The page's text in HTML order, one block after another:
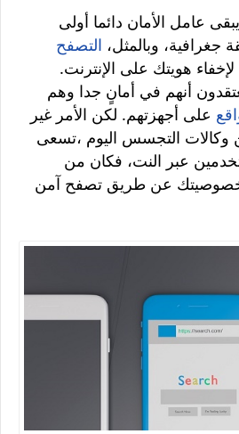
عامل الأمان دائما أولى
جغرافية، وبالمثل، التصفح
لإخفاء هويتك على الإنترنت.
أنهم في أمانٍ جدا وهم
على أجهزتهم. لكن الأمر غير
وكالات التجسس اليوم ،تسعى
عبر النت، فكان من
عن طريق تصفح آمن